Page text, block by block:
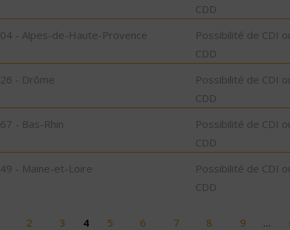
CDD
04 - Alpes-de-Haute-Provence
Possibilité de CDI
CDD
26 - Drôme
Possibilité de CDI
CDD
67 - Bas-Rhin
Possibilité de CDI
CDD
49 - Maine-et-Loire
Possibilité de CDI
CDD
2 3 4 5 6 7 8 9 …